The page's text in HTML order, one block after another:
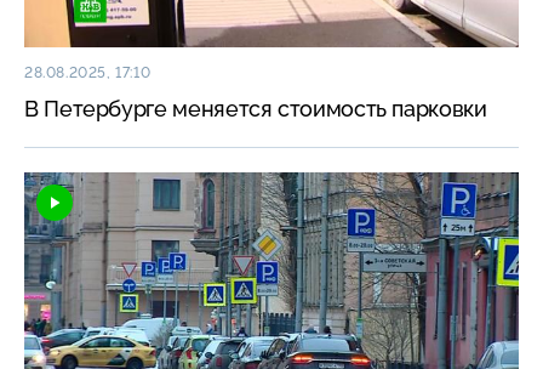
28.08.2025, 17:10
В Петербурге меняется стоимость парковки